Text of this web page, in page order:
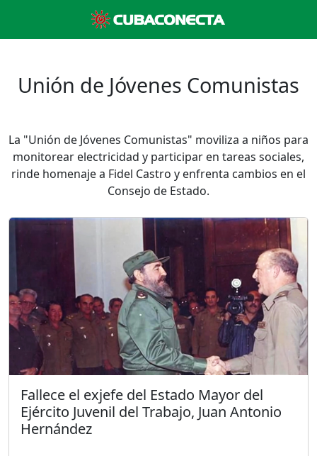
Unión de Jóvenes Comunistas
La "Unión de Jóvenes Comunistas" moviliza a niños para
monitorear electricidad y participar en tareas sociales,
rinde homenaje a Fidel Castro y enfrenta cambios en el
Consejo de Estado.
Fallece el exjefe del Estado Mayor del
Ejército Juvenil del Trabajo, Juan Antonio
Hernández